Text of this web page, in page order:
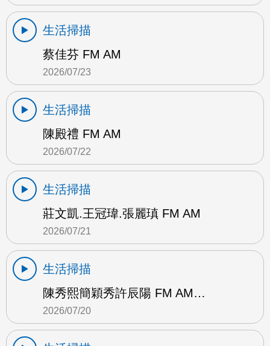
生活掃描
蔡佳芬 FM AM
2026/07/23
生活掃描
陳殿禮 FM AM
2026/07/22
生活掃描
莊文凱.王冠瑋.張麗瑱 FM AM
2026/07/21
生活掃描
陳秀熙簡穎秀許辰陽 FM AM…
2026/07/20